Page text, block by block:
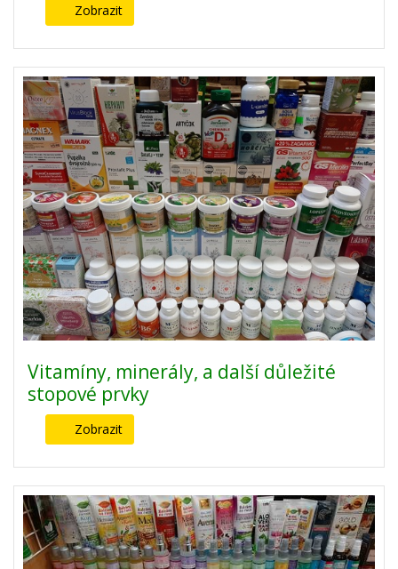
Zobrazit
Vitamíny, minerály, a další důležité
stopové prvky
Zobrazit